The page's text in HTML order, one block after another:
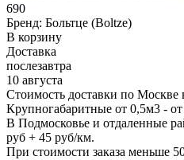
690
Бренд: Больтце (Boltze)
В корзину
Доставка
послезавтра
10 августа
Стоимость доставки по
Крупногабаритные от 0,5м3 -
В Подмосковье и отдаленные
руб + 45 руб/км.
При стоимости заказа меньше